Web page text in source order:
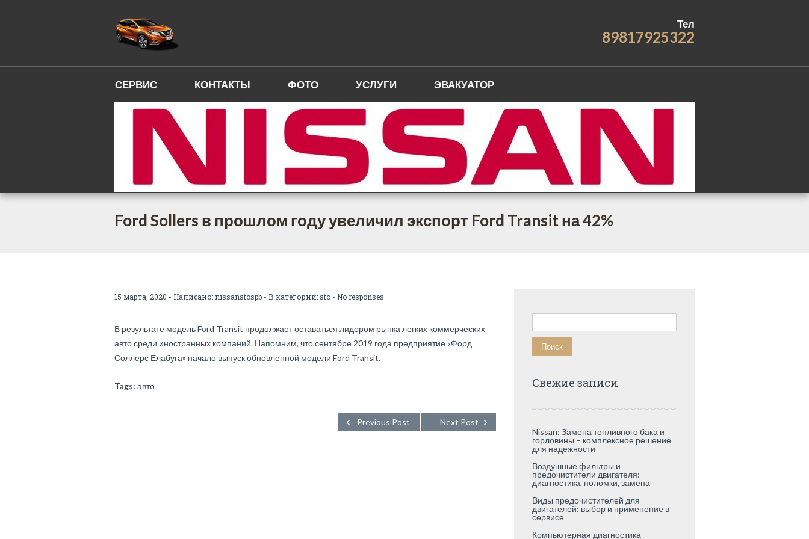
Тел
89817925322
СЕРВИС КОНТАКТЫ ФОТО УСЛУГИ ЭВАКУАТОР
Ford Sollers в прошлом году увеличил экспорт Ford Transit на 42%
15 марта, 2020 - Написано: nissanstospb - В категории:sto - No responses
В результате модель Ford Transit продолжает оставаться лидером рынка легких коммерческих
авто среди иностранных компаний. Напомним, что сентябре 2019 года предприятие «Форд
Соллерс Елабуга» начало выпуск обновленной модели Ford Transit.
Tags: авто
Next Post
Previous Post
Найти:
Свежие записи
Nissan: Замена топливного бака и
горловины – комплексное решение
для надежности
Воздушные фильтры и
предочистители двигателя:
диагностика, поломки, замена
Виды предочистителей для
двигателей: выбор и применение в
сервисе
Компьютерная диагностика